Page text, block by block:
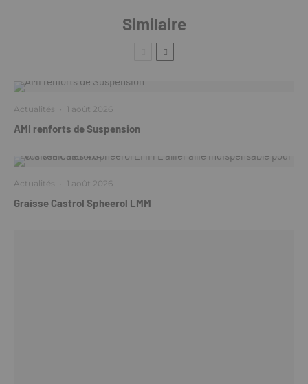
Similaire
Actualités · 1 août 2026
AMI renforts de Suspension
Actualités · 1 août 2026
Graisse Castrol Spheerol LMM